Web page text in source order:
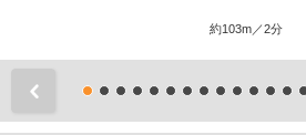
約103m／2分